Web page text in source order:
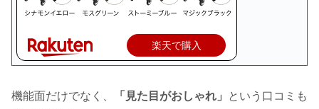
楽天で購入
機能面だけでなく、 「見た目がおしゃれ」
という口コミも